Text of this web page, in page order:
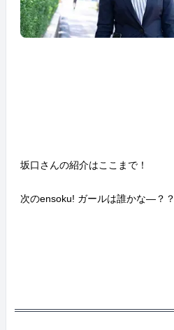
坂口さんの紹介はここまで！
次のensoku! ガールは誰かな―？？